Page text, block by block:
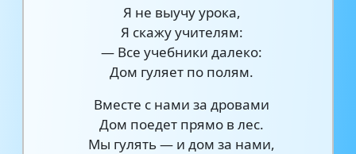
Я не выучу урока,
Я скажу учителям:
— Все учебники далеко:
Дом гуляет по полям.
Вместе с нами за дровами
Дом поедет прямо в лес.
Мы гулять — и дом за нами,